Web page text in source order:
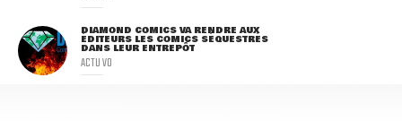
DIAMOND COMICS VA RENDRE AUX
ÉDITEURS LES COMICS SÉQUESTRÉS
DANS LEUR ENTREPÔT
ACTU VO